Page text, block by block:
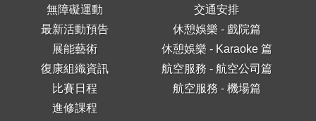
無障礙運動
最新活動預告
展能藝術
復康組織資訊
比賽日程
進修課程
交通安排
休憩娛樂 - 戲院篇
休憩娛樂 - Karaoke 篇
航空服務 - 航空公司篇
航空服務 - 機場篇